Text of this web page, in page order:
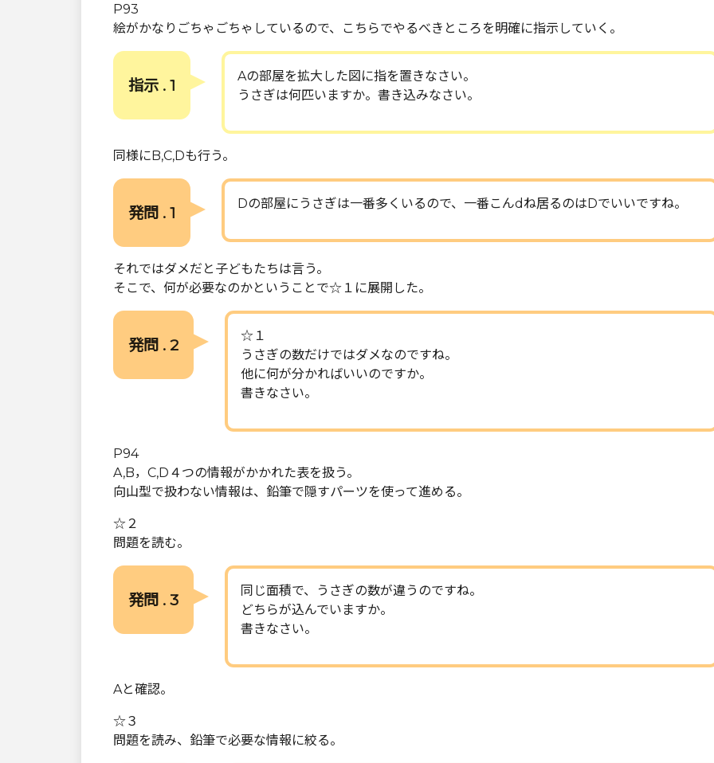
P93
絵がかなりごちゃごちゃしているので、こちらでやるべきところを明確に指示していく。
指示 . 1
Aの部屋を拡大した図に指を置きなさい。
うさぎは何匹いますか。書き込みなさい。
同様にB,C,Dも行う。
発問 . 1 Dの部屋にうさぎは一番多くいるので、一番こんdね居るのはDでいいですね。
それではダメだと子どもたちは言う。
そこで、何が必要なのかということで☆１に展開した。
発問 . 2
☆１
うさぎの数だけではダメなのですね。
他に何が分かればいいのですか。
書きなさい。
P94
A,B，C,D４つの情報がかかれた表を扱う。
向山型で扱わない情報は、鉛筆で隠すパーツを使って進める。
☆２
問題を読む。
発問 . 3
同じ面積で、うさぎの数が違うのですね。
どちらが込んでいますか。
書きなさい。
Aと確認。
☆３
問題を読み、鉛筆で必要な情報に絞る。